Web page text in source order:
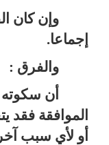
وإن كان
إجماعا.
والفرق :
أن
الموافقة فقد
أو لأي سبب